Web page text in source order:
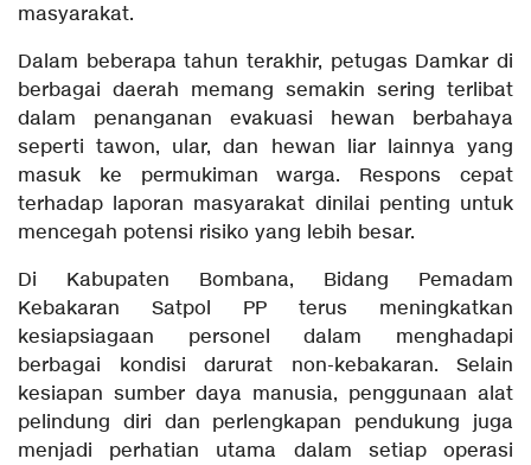
masyarakat.
Dalam beberapa tahun terakhir, petugas Damkar di
berbagai daerah memang semakin sering terlibat
dalam penanganan evakuasi hewan berbahaya
seperti tawon, ular, dan hewan liar lainnya yang
masuk ke permukiman warga. Respons cepat
terhadap laporan masyarakat dinilai penting untuk
mencegah potensi risiko yang lebih besar.
Di Kabupaten Bombana, Bidang Pemadam
Kebakaran Satpol PP terus meningkatkan
kesiapsiagaan personel dalam menghadapi
berbagai kondisi darurat non-kebakaran. Selain
kesiapan sumber daya manusia, penggunaan alat
pelindung diri dan perlengkapan pendukung juga
menjadi perhatian utama dalam setiap operasi